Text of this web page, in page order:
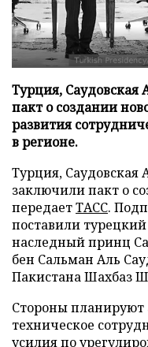
Турция, Саудовская
пакт о создании
развития
в регионе.
Турция, Саудовская
заключили пакт о
передаетТАСС.
поставили
наследный принц
бен Сальман Аль
Пакистана Шахбаз
Стороны планируют
техническое
усилия по